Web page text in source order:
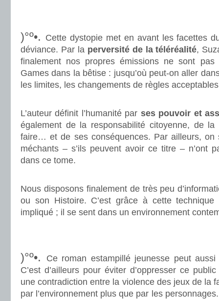
)°º•. Cette dystopie met en avant les facettes
déviance. Par laperversité de la téléréalité,
finalement nos propres émissions ne sont
Games dans la bêtise : jusqu’où peut-on aller
les limites, les changements de règles
L’auteur définit l’humanité par ses pouvoir et
également de la responsabilité citoyenne, de
faire… et de ses conséquences. Par ailleurs, on
méchants – s’ils peuvent avoir ce titre – n’ont
dans ce tome.
Nous disposons finalement de très peu
ou son Histoire. C’est grâce à cette
impliqué ; il se sent dans un environnement
)°º•.
Ce roman estampillé jeunesse peut aussi
C’est d’ailleurs pour éviter d’oppresser ce
une contradiction entre la violence des jeux de la
par l’environnement plus que par les